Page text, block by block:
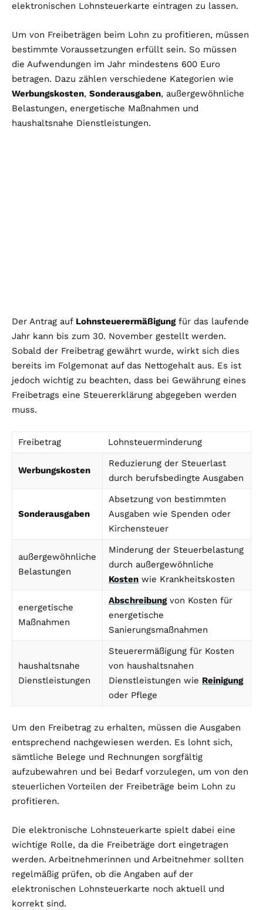
elektronischen Lohnsteuerkarte eintragen zu lassen.
Um von Freibeträgen beim Lohn zu profitieren, müssen
bestimmte Voraussetzungen erfüllt sein. So müssen
die Aufwendungen im Jahr mindestens 600 Euro
betragen. Dazu zählen verschiedene Kategorien wie
Werbungskosten, Sonderausgaben, außergewöhnliche
Belastungen, energetische Maßnahmen und
haushaltsnahe Dienstleistungen.
Der Antrag auf Lohnsteuerermäßigungfür das laufende
Jahr kann bis zum 30. November gestellt werden.
Sobald der Freibetrag gewährt wurde, wirkt sich dies
bereits im Folgemonat auf das Nettogehalt aus. Es ist
jedoch wichtig zu beachten, dass bei Gewährung eines
Freibetrags eine Steuererklärung abgegeben werden
muss.
Freibetrag Lohnsteuerminderung
Werbungskosten
Reduzierung der Steuerlast
durch berufsbedingte Ausgaben
Sonderausgaben
Absetzung von bestimmten
Ausgaben wie Spenden oder
Kirchensteuer
außergewöhnliche
Belastungen
Minderung der Steuerbelastung
durch außergewöhnliche
Kosten wie Krankheitskosten
energetische
Maßnahmen
Abschreibungvon Kosten für
energetische
Sanierungsmaßnahmen
haushaltsnahe
Dienstleistungen
Steuerermäßigung für Kosten
von haushaltsnahen
Dienstleistungen wie Reinigung
oder Pflege
Um den Freibetrag zu erhalten, müssen die Ausgaben
entsprechend nachgewiesen werden. Es lohnt sich,
sämtliche Belege und Rechnungen sorgfältig
aufzubewahren und bei Bedarf vorzulegen, um von den
steuerlichen Vorteilen der Freibeträge beim Lohn zu
profitieren.
Die elektronische Lohnsteuerkarte spielt dabei eine
wichtige Rolle, da die Freibeträge dort eingetragen
werden. Arbeitnehmerinnen und Arbeitnehmer sollten
regelmäßig prüfen, ob die Angaben auf der
elektronischen Lohnsteuerkarte noch aktuell und
korrekt sind.